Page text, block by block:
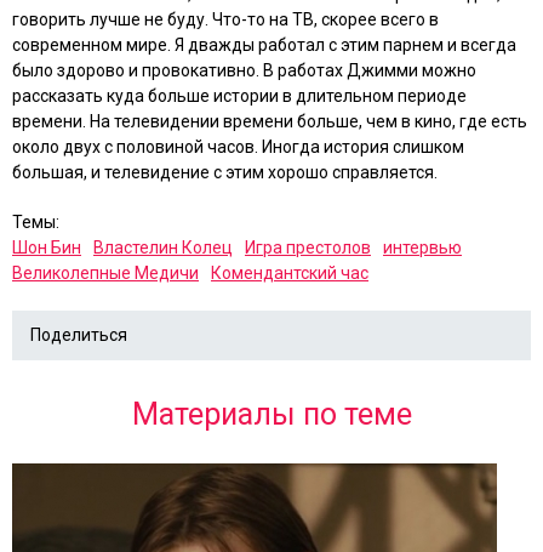
говорить лучше не буду. Что-то на ТВ, скорее всего в
современном мире. Я дважды работал с этим парнем и всегда
было здорово и провокативно. В работах Джимми можно
рассказать куда больше истории в длительном периоде
времени. На телевидении времени больше, чем в кино, где есть
около двух с половиной часов. Иногда история слишком
большая, и телевидение с этим хорошо справляется.
Темы:
Шон Бин
Властелин Колец Игра престолов
интервью
Великолепные Медичи
Комендантский час
Поделиться
Материалы по теме